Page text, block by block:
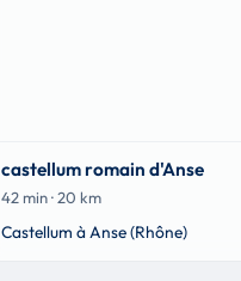
castellum romain d'Anse
42 min · 20 km
Castellum à Anse (Rhône)